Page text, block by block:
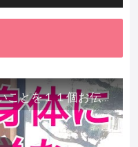
今年最後に来年気をつけたいことを１１個お伝えします。